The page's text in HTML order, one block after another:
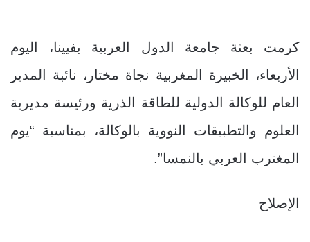
كرمت بعثة جامعة الدول العربية بفيينا، اليوم
الأربعاء، الخبيرة المغربية نجاة مختار، نائبة المدير
العام للوكالة الدولية للطاقة الذرية ورئيسة مديرية
العلوم والتطبيقات النووية بالوكالة، بمناسبة “يوم
المغترب العربي بالنمسا”.
الإصلاح